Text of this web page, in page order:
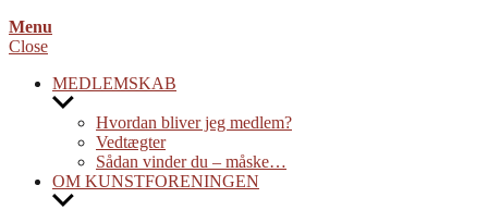
Menu
Close
MEDLEMSKAB
Show
menu
Hvordan bliver jeg medlem?
Vedtægter
Sådan vinder du – måske…
OM KUNSTFORENINGEN
Show